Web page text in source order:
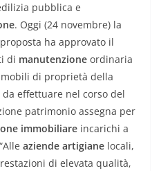
pubblica e
. Oggi (24 novembre) la
ha approvato il
di manutenzione ordinaria
di proprietà della
effettuare nel corso del
patrimonio assegna per
immobiliare incarichi a
aziende artigiane locali,
di elevata qualità,